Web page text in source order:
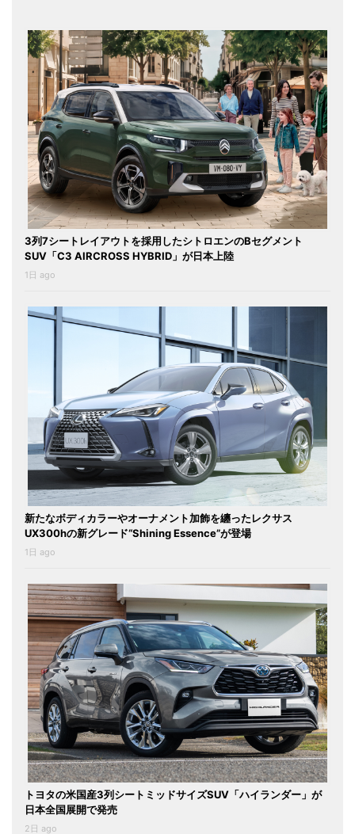
3列7シートレイアウトを採用したシトロエンのBセグメント
SUV「C3 AIRCROSS HYBRID」が日本上陸
1日 ago
新たなボディカラーやオーナメント加飾を纏ったレクサス
UX300hの新グレード“Shining Essence”が登場
1日 ago
トヨタの米国産3列シートミッドサイズSUV「ハイランダー」が
日本全国展開で発売
2日 ago